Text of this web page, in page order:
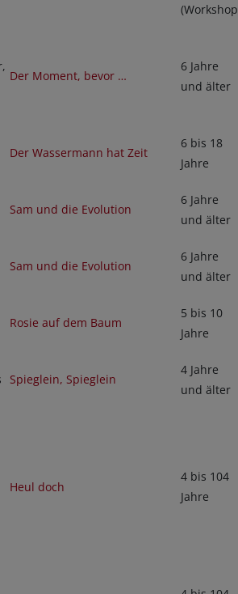
Der Moment, bevor …
6 Jahre
und älter
Der Wassermann hat Zeit
6 bis 18
Jahre
Sam und die Evolution
6 Jahre
und älter
Sam und die Evolution
6 Jahre
und älter
Rosie auf dem Baum
5 bis 10
Jahre
Spieglein, Spieglein
4 Jahre
und älter
Heul doch
4 bis 104
Jahre